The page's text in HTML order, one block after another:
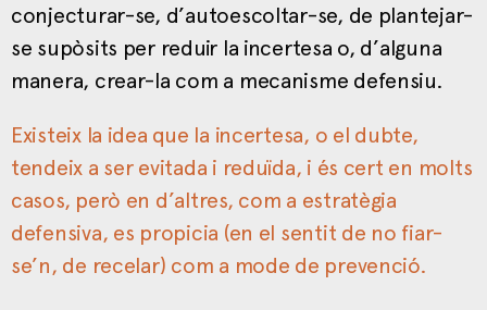
conjecturar-se, d’autoescoltar-se, de plantejar-
se supòsits per reduir la incertesa o, d’alguna
manera, crear-la com a mecanisme defensiu.
Existeix la idea que la incertesa, o el dubte,
tendeix a ser evitada i reduïda, i és cert en molts
casos, però en d’altres, com a estratègia
defensiva, es propicia (en el sentit de no fiar-
se’n, de recelar) com a mode de prevenció.